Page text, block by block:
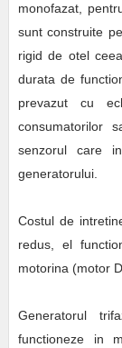
monofazat,
sunt construite
rigid de otel
durata de
prevazut cu
consumatorilor
senzorul care
generatorului.
Costul de
redus, el
motorina (motor
Generatorul
functioneze in